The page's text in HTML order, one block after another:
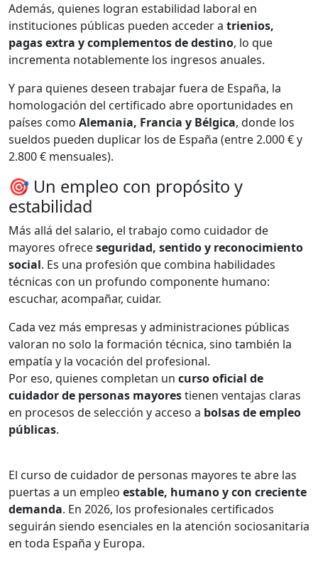
Además, quienes logran estabilidad laboral en
instituciones públicas pueden acceder a trienios,
pagas extra y complementos de destino, lo que
incrementa notablemente los ingresos anuales.
Y para quienes deseen trabajar fuera de España, la
homologación del certificado abre oportunidades en
países como Alemania, Francia y Bélgica, donde los
sueldos pueden duplicar los de España (entre 2.000 € y
2.800 € mensuales).
🎯 Un empleo con propósito y
estabilidad
Más allá del salario, el trabajo como cuidador de
mayores ofreceseguridad, sentido y reconocimiento
social. Es una profesión que combina habilidades
técnicas con un profundo componente humano:
escuchar, acompañar, cuidar.
Cada vez más empresas y administraciones públicas
valoran no solo la formación técnica, sino también la
empatía y la vocación del profesional.
Por eso, quienes completan un curso oficial de
cuidador de personas mayorestienen ventajas claras
en procesos de selección y acceso a bolsas de empleo
públicas.
El curso de cuidador de personas mayores te abre las
puertas a un empleo estable, humano y con creciente
demanda. En 2026, los profesionales certificados
seguirán siendo esenciales en la atención sociosanitaria
en toda España y Europa.